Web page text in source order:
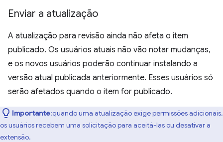
Enviar a atualização
A atualização para revisão ainda não afeta o item
publicado. Os usuários atuais não vão notar mudanças,
e os novos usuários poderão continuar instalando a
versão atual publicada anteriormente. Esses usuários só
serão afetados quando o item for publicado.
Importante:quando uma atualização exige permissões adicionais,
os usuários recebem uma solicitação para aceitá-las ou desativar a
extensão.